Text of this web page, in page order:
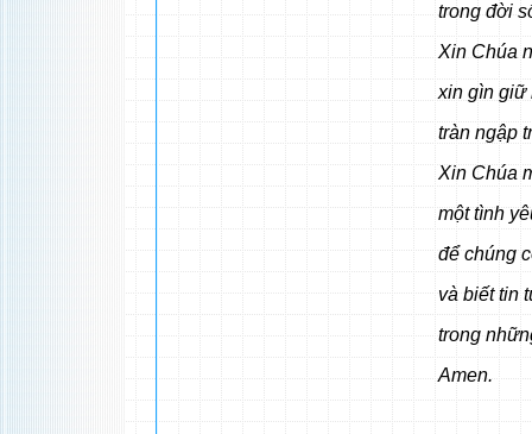
trong đời
Xin Chúa
xin gìn giữ
tràn ngập
Xin Chúa
một tình
để chúng
và biết tin
trong
Amen.